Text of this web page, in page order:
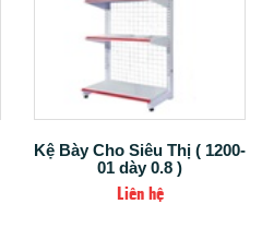
Kệ Bày Cho Siêu Thị ( 1200-
01 dày 0.8 )
Liên hệ